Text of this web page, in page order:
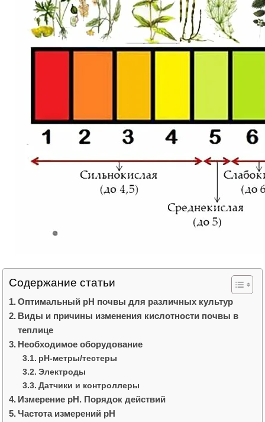
Содержание статьи
Оптимальный pH почвы для различных культур
Виды и причины изменения кислотности почвы в
теплице
Необходимое оборудование
pH-метры/тестеры
Электроды
Датчики и контроллеры
Измерение pH. Порядок действий
Частота измерений pH